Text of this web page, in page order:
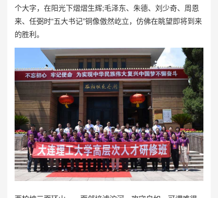
个大字，在阳光下熠熠生辉;毛泽东、朱德、刘少奇、周恩
来、任弼时“五大书记”铜像傲然屹立，仿佛在眺望即将到来
的胜利。